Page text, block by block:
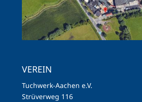
VEREIN
Tuchwerk-Aachen e.V.
Strüverweg 116